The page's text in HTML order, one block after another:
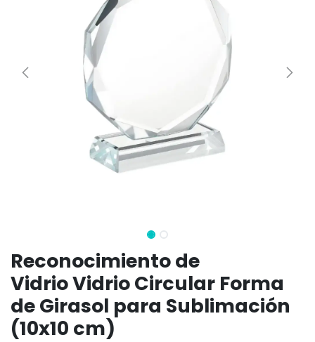
Reconocimiento de
Vidrio Vidrio Circular Forma
de Girasol para Sublimación
(10x10 cm)